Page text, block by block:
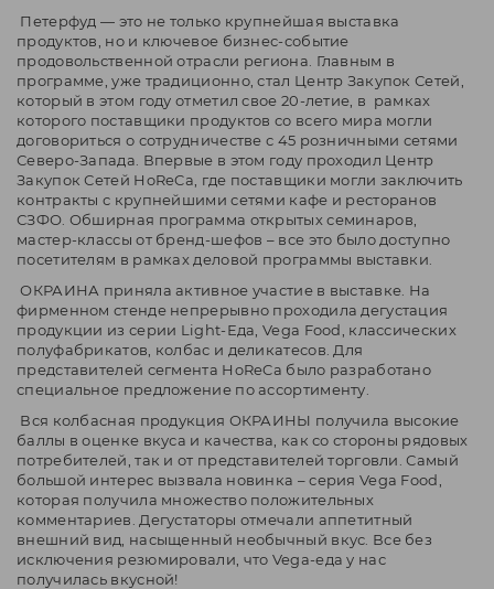
Петерфуд — это не только крупнейшая выставка
продуктов, но и ключевое бизнес-событие
продовольственной отрасли региона. Главным в
программе, уже традиционно, стал Центр Закупок Сетей,
который в этом году отметил свое 20-летие, в рамках
которого поставщики продуктов со всего мира могли
договориться о сотрудничестве с 45 розничными сетями
Северо-Запада. Впервые в этом году проходил Центр
Закупок Сетей HoReCa, где поставщики могли заключить
контракты с крупнейшими сетями кафе и ресторанов
СЗФО. Обширная программа открытых семинаров,
мастер-классы от бренд-шефов – все это было доступно
посетителям в рамках деловой программы выставки.
ОКРАИНА приняла активное участие в выставке. На
фирменном стенде непрерывно проходила дегустация
продукции из серии Light-Еда, Vega Food, классических
полуфабрикатов, колбас и деликатесов. Для
представителей сегмента HoReCa было разработано
специальное предложение по ассортименту.
Вся колбасная продукция ОКРАИНЫ получила высокие
баллы в оценке вкуса и качества, как со стороны рядовых
потребителей, так и от представителей торговли. Самый
большой интерес вызвала новинка – серия Vega Food,
которая получила множество положительных
комментариев. Дегустаторы отмечали аппетитный
внешний вид, насыщенный необычный вкус. Все без
исключения резюмировали, что Vega-еда у нас
получилась вкусной!